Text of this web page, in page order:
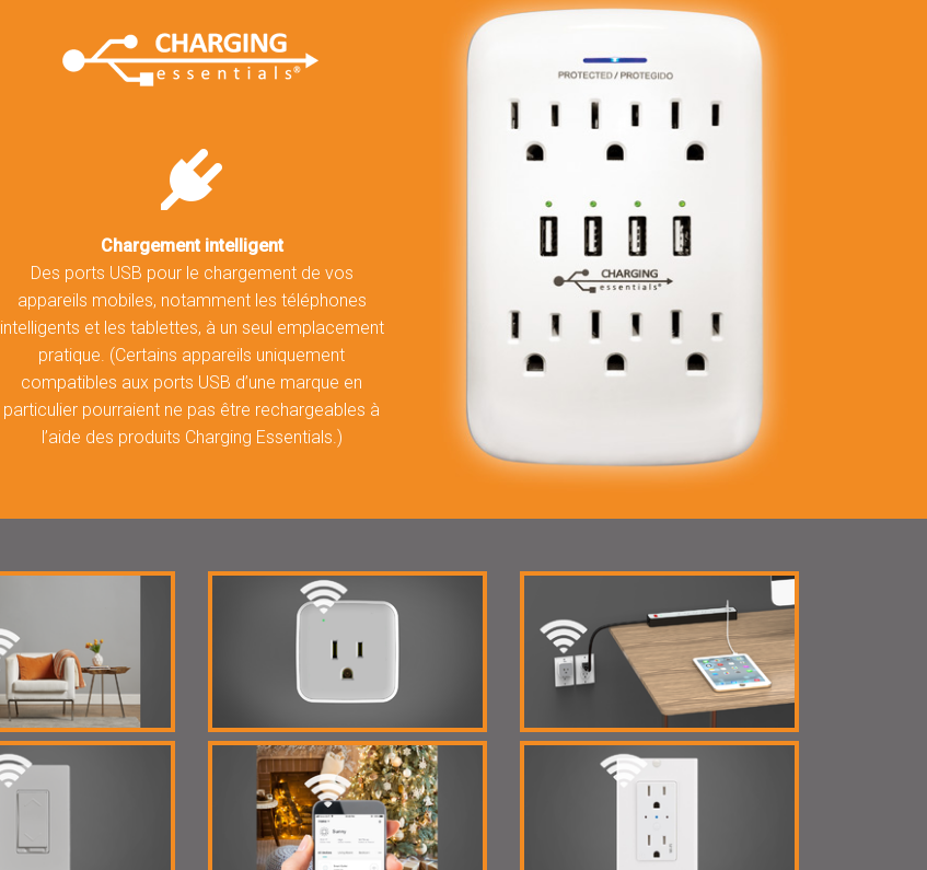
Chargement intelligent
Des ports USB pour le chargement de vos
appareils mobiles, notamment les téléphones
intelligents et les tablettes, à un seul emplacement
pratique. (Certains appareils uniquement
compatibles aux ports USB d’une marque en
particulier pourraient ne pas être rechargeables à
l’aide des produits Charging Essentials.)